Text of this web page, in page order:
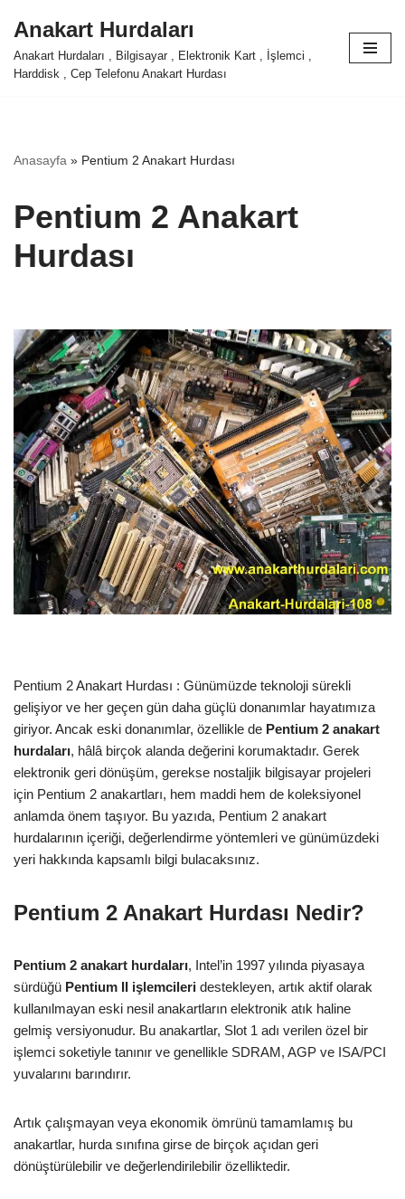
İçeriğe
geç
Anakart Hurdaları
Anakart Hurdaları , Bilgisayar , Elektronik Kart , İşlemci ,
Harddisk , Cep Telefonu Anakart Hurdası
Anasayfa » Pentium 2 Anakart Hurdası
Pentium 2 Anakart
Hurdası
Pentium 2 Anakart Hurdası : Günümüzde teknoloji sürekli
gelişiyor ve her geçen gün daha güçlü donanımlar hayatımıza
giriyor. Ancak eski donanımlar, özellikle de Pentium 2 anakart
hurdaları, hâlâ birçok alanda değerini korumaktadır. Gerek
elektronik geri dönüşüm, gerekse nostaljik bilgisayar projeleri
için Pentium 2 anakartları, hem maddi hem de koleksiyonel
anlamda önem taşıyor. Bu yazıda, Pentium 2 anakart
hurdalarının içeriği, değerlendirme yöntemleri ve günümüzdeki
yeri hakkında kapsamlı bilgi bulacaksınız.
Pentium 2 Anakart Hurdası Nedir?
Pentium 2 anakart hurdaları, Intel’in 1997 yılında piyasaya
sürdüğü Pentium II işlemcileri destekleyen, artık aktif olarak
kullanılmayan eski nesil anakartların elektronik atık haline
gelmiş versiyonudur. Bu anakartlar, Slot 1 adı verilen özel bir
işlemci soketiyle tanınır ve genellikle SDRAM, AGP ve ISA/PCI
yuvalarını barındırır.
Artık çalışmayan veya ekonomik ömrünü tamamlamış bu
anakartlar, hurda sınıfına girse de birçok açıdan geri
dönüştürülebilir ve değerlendirilebilir özelliktedir.